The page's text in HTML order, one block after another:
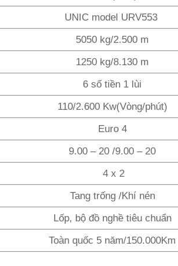
UNIC model URV553
5050 kg/2.500 m
1250 kg/8.130 m
6 số tiền 1 lùi
110/2.600 Kw(Vòng/phút)
Euro 4
9.00 – 20 /9.00 – 20
4 x 2
Tang trống /Khí nén
Lốp, bộ đồ nghề tiêu chuẩn
Toàn quốc 5 năm/150.000Km